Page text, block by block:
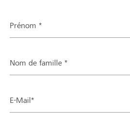
Prénom *
Nom de famille *
E-Mail*